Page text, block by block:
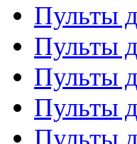
Пульты
Пульты
Пульты
Пульты
Пульты